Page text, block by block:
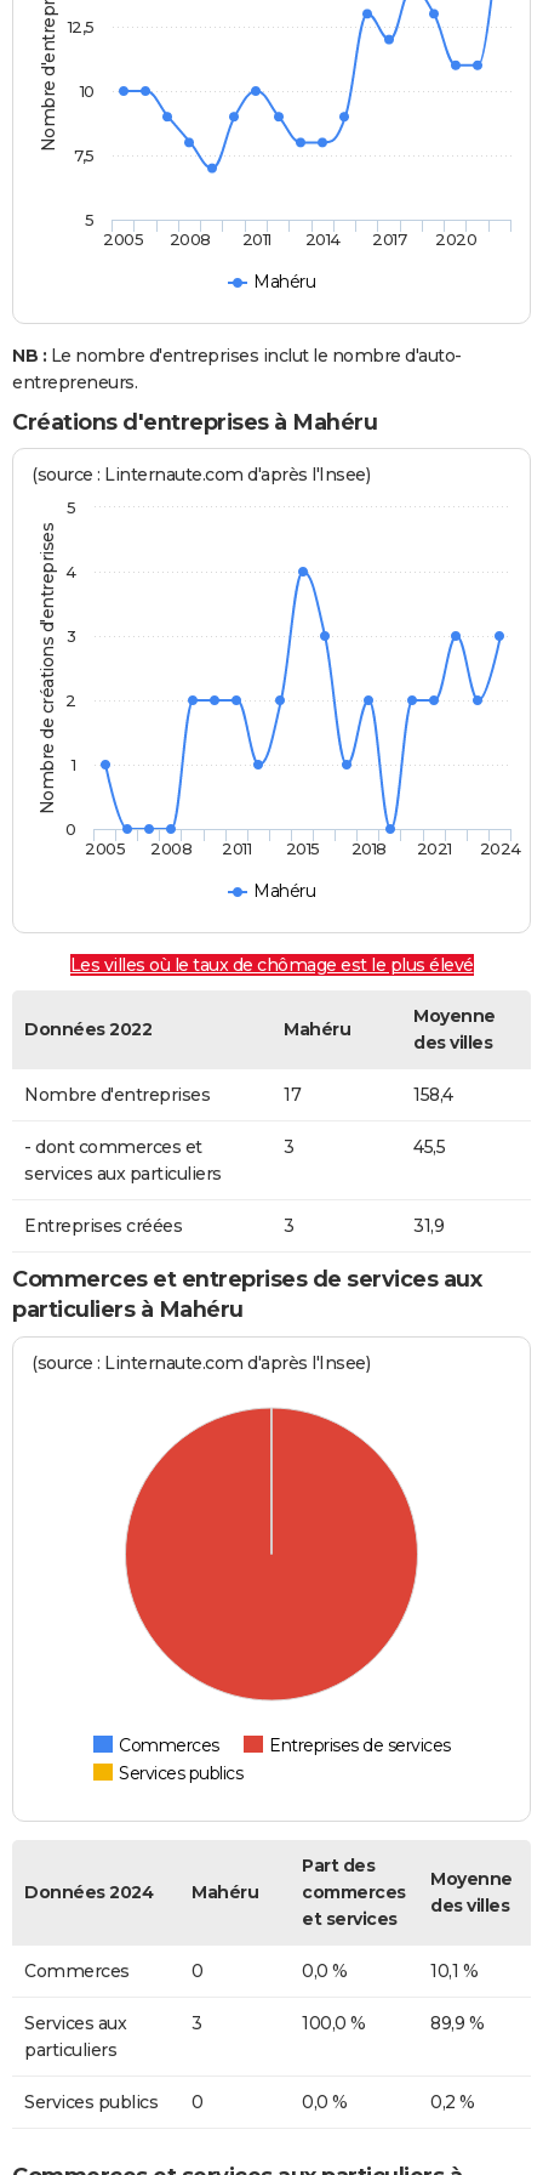
Nombre d'entreprises
Mahéru
2005 2008 2011 2014 2017 2020
5
7,5
10
12,5
NB : Le nombre d'entreprises inclut le nombre d'auto-
entrepreneurs.
Créations d'entreprises à Mahéru
Nombre de créations d'entreprises
(source : Linternaute.com d'après l'Insee)
Mahéru
2005 2008 2011 2015 2018 2021 2024
0
1
2
3
4
5
Les villes où le taux de chômage est le plus élevé
Données 2022 Mahéru
Moyenne
des villes
Nombre d'entreprises 17 158,4
- dont commerces et
services aux particuliers
3 45,5
Entreprises créées 3 31,9
Commerces et entreprises de services aux
particuliers à Mahéru
(source : Linternaute.com d'après l'Insee)
Commerces
Entreprises de services
Services publics
Données 2024 Mahéru
Part des
commerces
et services
Moyenne
des villes
Commerces 0 0,0 % 10,1 %
Services aux
particuliers
3 100,0 % 89,9 %
Services publics 0 0,0 % 0,2 %